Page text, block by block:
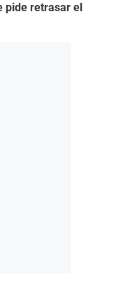
pide retrasar el